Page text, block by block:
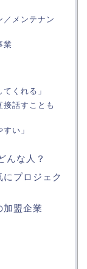
／メンテナン
業
くれる」
接話すことも
い」
んな人？
にプロジェク
加盟企業